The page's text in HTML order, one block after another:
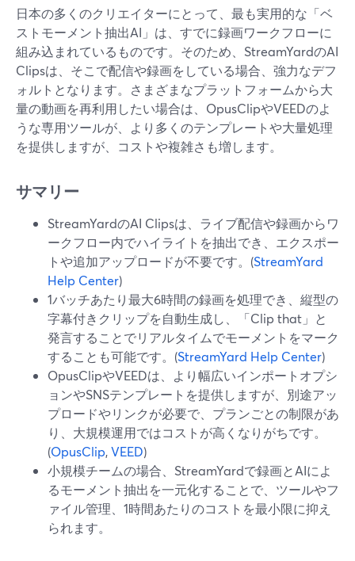
日本の多くのクリエイターにとって、最も実用的な「ベ
ストモーメント抽出AI」は、すでに録画ワークフローに
組み込まれているものです。そのため、StreamYardのAI
Clipsは、そこで配信や録画をしている場合、強力なデフ
ォルトとなります。さまざまなプラットフォームから大
量の動画を再利用したい場合は、OpusClipやVEEDのよ
うな専用ツールが、より多くのテンプレートや大量処理
を提供しますが、コストや複雑さも増します。
サマリー
StreamYardのAI Clipsは、ライブ配信や録画からワ
ークフロー内でハイライトを抽出でき、エクスポー
トや追加アップロードが不要です。(StreamYard
Help Center)
1バッチあたり最大6時間の録画を処理でき、縦型の
字幕付きクリップを自動生成し、「Clip that」と
発言することでリアルタイムでモーメントをマーク
することも可能です。(StreamYard Help Center)
OpusClipやVEEDは、より幅広いインポートオプシ
ョンやSNSテンプレートを提供しますが、別途アッ
プロードやリンクが必要で、プランごとの制限があ
り、大規模運用ではコストが高くなりがちです。
(OpusClip,VEED)
小規模チームの場合、StreamYardで録画とAIによ
るモーメント抽出を一元化することで、ツールやフ
ァイル管理、1時間あたりのコストを最小限に抑え
られます。